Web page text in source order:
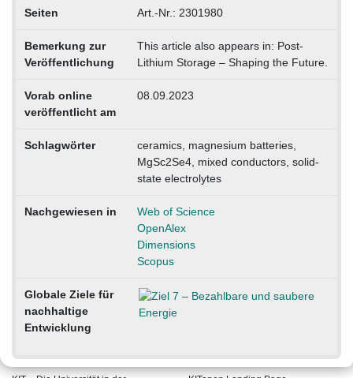
Seiten Art.-Nr.: 2301980
Bemerkung zur
Veröffentlichung
This article also appears in: Post-
Lithium Storage – Shaping the Future.
Vorab online
veröffentlicht am
08.09.2023
Schlagwörter
ceramics, magnesium batteries,
MgSc2Se4, mixed conductors, solid-
state electrolytes
Nachgewiesen in
Web of Science
OpenAlex
Dimensions
Scopus
Globale Ziele für
nachhaltige
Entwicklung